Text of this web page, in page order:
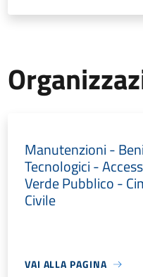
Manutenzioni -
Tecnologici -
Verde Pubblico -
Civile
VAI ALLA PAGINA